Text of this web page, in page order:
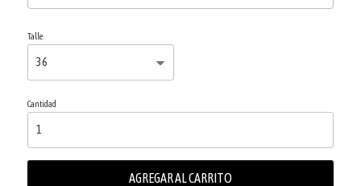
Talle
Cantidad
AGREGAR AL CARRITO